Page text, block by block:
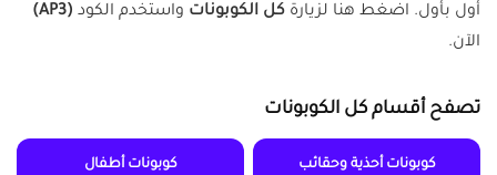
أول بأول. اضغط هنا لزيارة كل الكوبونات واستخدم الكود (AP3)
الآن.
تصفح أقسام كل الكوبونات
كوبونات أحذية وحقائب كوبونات أطفال